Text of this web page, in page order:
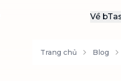
Về
Trang chủ Blog